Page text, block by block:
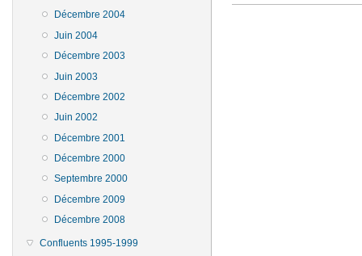
Décembre 2004
Juin 2004
Décembre 2003
Juin 2003
Décembre 2002
Juin 2002
Décembre 2001
Décembre 2000
Septembre 2000
Décembre 2009
Décembre 2008
Confluents 1995-1999